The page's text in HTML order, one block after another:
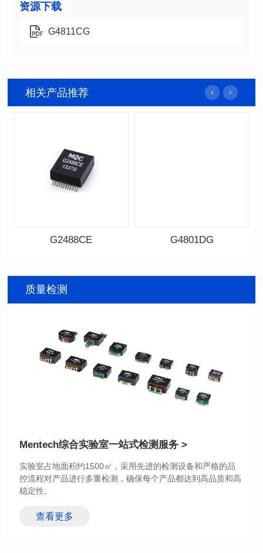
资源下载
G4811CG
相关产品推荐
BASE-T
端口数: SINGLE PORT
Pin脚个数: 24
是否支持POE: No
POE电流: N/A
G2488CE
BASE-T
是否支持POE: No
POE电流: N/A
G4801DG
质量检测
Mentech综合实验室一站式检测服务 >
稳定性。
查看更多